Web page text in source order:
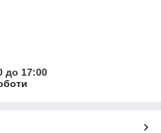
до 17:00